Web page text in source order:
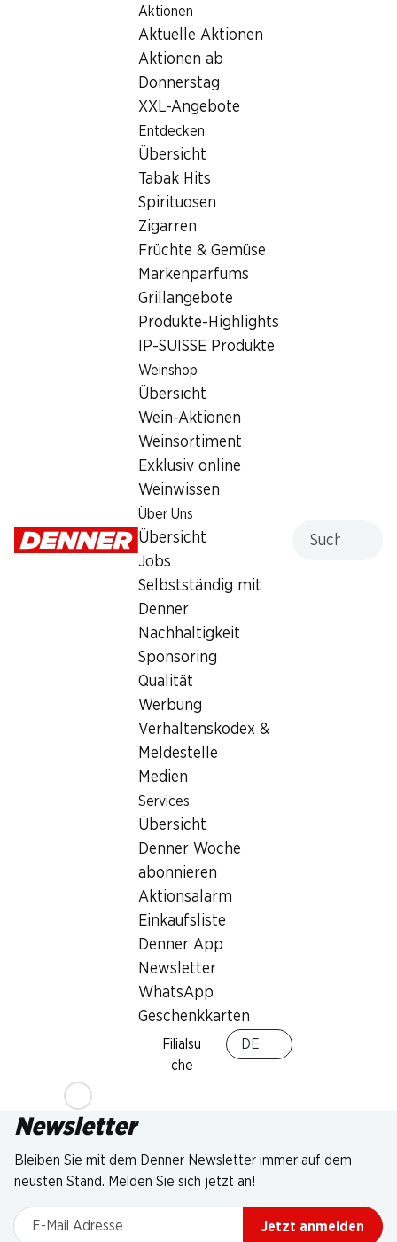
Aktionen
Aktuelle Aktionen
Aktionen ab
Donnerstag
XXL-Angebote
Entdecken
Übersicht
Tabak Hits
Spirituosen
Zigarren
Früchte & Gemüse
Markenparfums
Grillangebote
Produkte-Highlights
IP-SUISSE Produkte
Weinshop
Übersicht
Wein-Aktionen
Weinsortiment
Exklusiv online
Weinwissen
Über Uns
Übersicht
Jobs
Selbstständig mit
Denner
Nachhaltigkeit
Sponsoring
Qualität
Werbung
Verhaltenskodex &
Meldestelle
Medien
Services
Übersicht
Denner Woche
abonnieren
Aktionsalarm
Einkaufsliste
Denner App
Newsletter
WhatsApp
Geschenkkarten
Filialsu
che
DE
Filialsuche
Denner Filiale Rue Daniel-Jeanrichard 23, 2300 La Chaux-
2300 La Chaux-de-Fonds,
Centre Métropole
Rue Daniel-Jeanrichard 23, 2300 La Chaux-de-
Öffnungszeiten
Donnerstag 07:30 - 19:00
Bargeldbezug mit Post - / M-Card
Newsletter
Bleiben Sie mit dem Denner Newsletter immer auf dem
neusten Stand. Melden Sie sich jetzt an!
E-Mail Adresse
Jetzt anmelden